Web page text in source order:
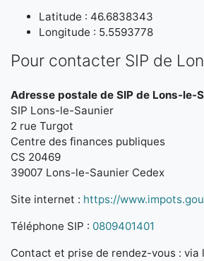
Latitude : 46.6838343
Longitude : 5.5593778
Pour contacter SIP de
Adresse postale de SIP de Lons-le-
SIP Lons-le-Saunier
2 rue Turgot
Centre des finances publiques
CS 20469
39007 Lons-le-Saunier Cedex
Site internet : https://
Téléphone SIP : 0809401401
Contact et prise de rendez-vous : via